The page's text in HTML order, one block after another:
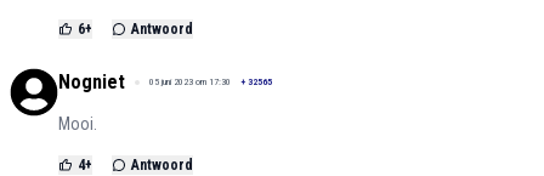
6+ Antwoord
Nogniet 05 juni 2023 om 17:30 + 32565
Mooi.
4+ Antwoord